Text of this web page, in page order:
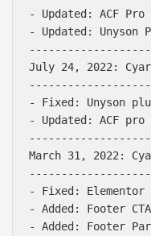
- Updated: ACF
- Updated:
July 24, 2022:
- Fixed: Unyson
- Updated: ACF
March 31, 2022:
- Fixed:
- Added: Footer
- Added: Footer